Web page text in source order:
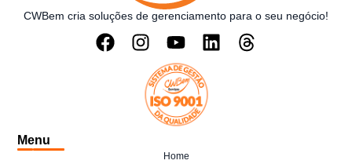
CWBem cria soluções de gerenciamento para o seu negócio!
Menu
Home